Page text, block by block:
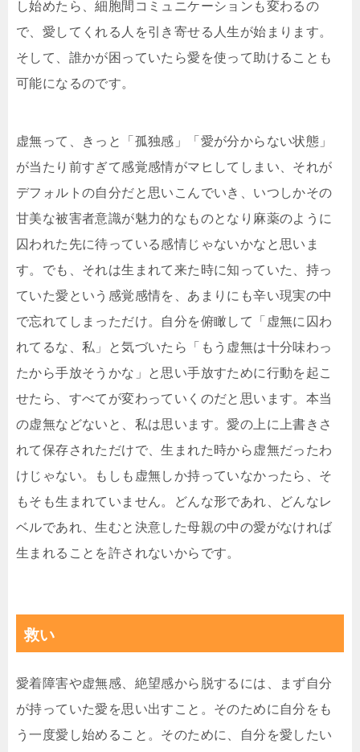
し始めたら、細胞間コミュニケーションも変わるの
で、愛してくれる人を引き寄せる人生が始まります。
そして、誰かが困っていたら愛を使って助けることも
可能になるのです。
虚無って、きっと「孤独感」「愛が分からない状態」
が当たり前すぎて感覚感情がマヒしてしまい、それが
デフォルトの自分だと思いこんでいき、いつしかその
甘美な被害者意識が魅力的なものとなり麻薬のように
囚われた先に待っている感情じゃないかなと思いま
す。でも、それは生まれて来た時に知っていた、持っ
ていた愛という感覚感情を、あまりにも辛い現実の中
で忘れてしまっただけ。自分を俯瞰して「虚無に囚わ
れてるな、私」と気づいたら「もう虚無は十分味わっ
たから手放そうかな」と思い手放すために行動を起こ
せたら、すべてが変わっていくのだと思います。本当
の虚無などないと、私は思います。愛の上に上書きさ
れて保存されただけで、生まれた時から虚無だったわ
けじゃない。もしも虚無しか持っていなかったら、そ
もそも生まれていません。どんな形であれ、どんなレ
ベルであれ、生むと決意した母親の中の愛がなければ
生まれることを許されないからです。
救い
愛着障害や虚無感、絶望感から脱するには、まず自分
が持っていた愛を思い出すこと。そのために自分をも
う一度愛し始めること。そのために、自分を愛したい